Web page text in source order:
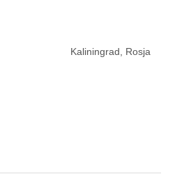
Kaliningrad, Rosja